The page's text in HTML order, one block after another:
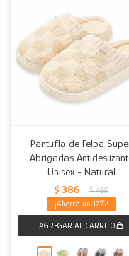
Pantufla de Felpa
Abrigadas
Unisex - Natural
$ 386 $ 469
17